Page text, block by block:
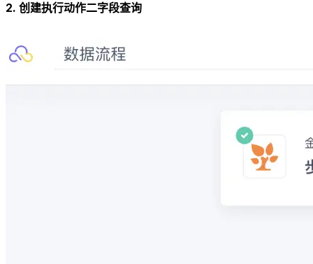
2. 创建执行动作二字段查询